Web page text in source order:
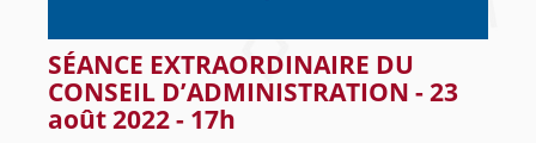
SÉANCE EXTRAORDINAIRE DU
CONSEIL D’ADMINISTRATION - 23
août 2022 - 17h